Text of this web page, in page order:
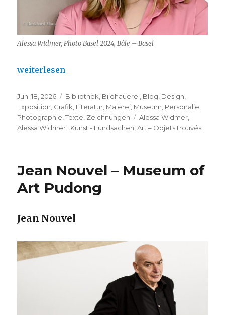
Alessa Widmer, Photo Basel 2024, Bâle – Basel
„Alessa Widmer : Kunst – Fundsachen“
weiterlesen
Veröffentlicht
am
Juni 18, 2026 Kategorien
Bibliothek Bildhauerei Blog Design
Exposition Grafik Literatur Malerei Museum Personalie
Photographie ,Texte Zeichnungen Schlagwörter
Alessa Widmer
Alessa Widmer : Kunst - Fundsachen ,Art – Objets trouvés
Jean Nouvel – Museum of
Art Pudong
Jean Nouvel